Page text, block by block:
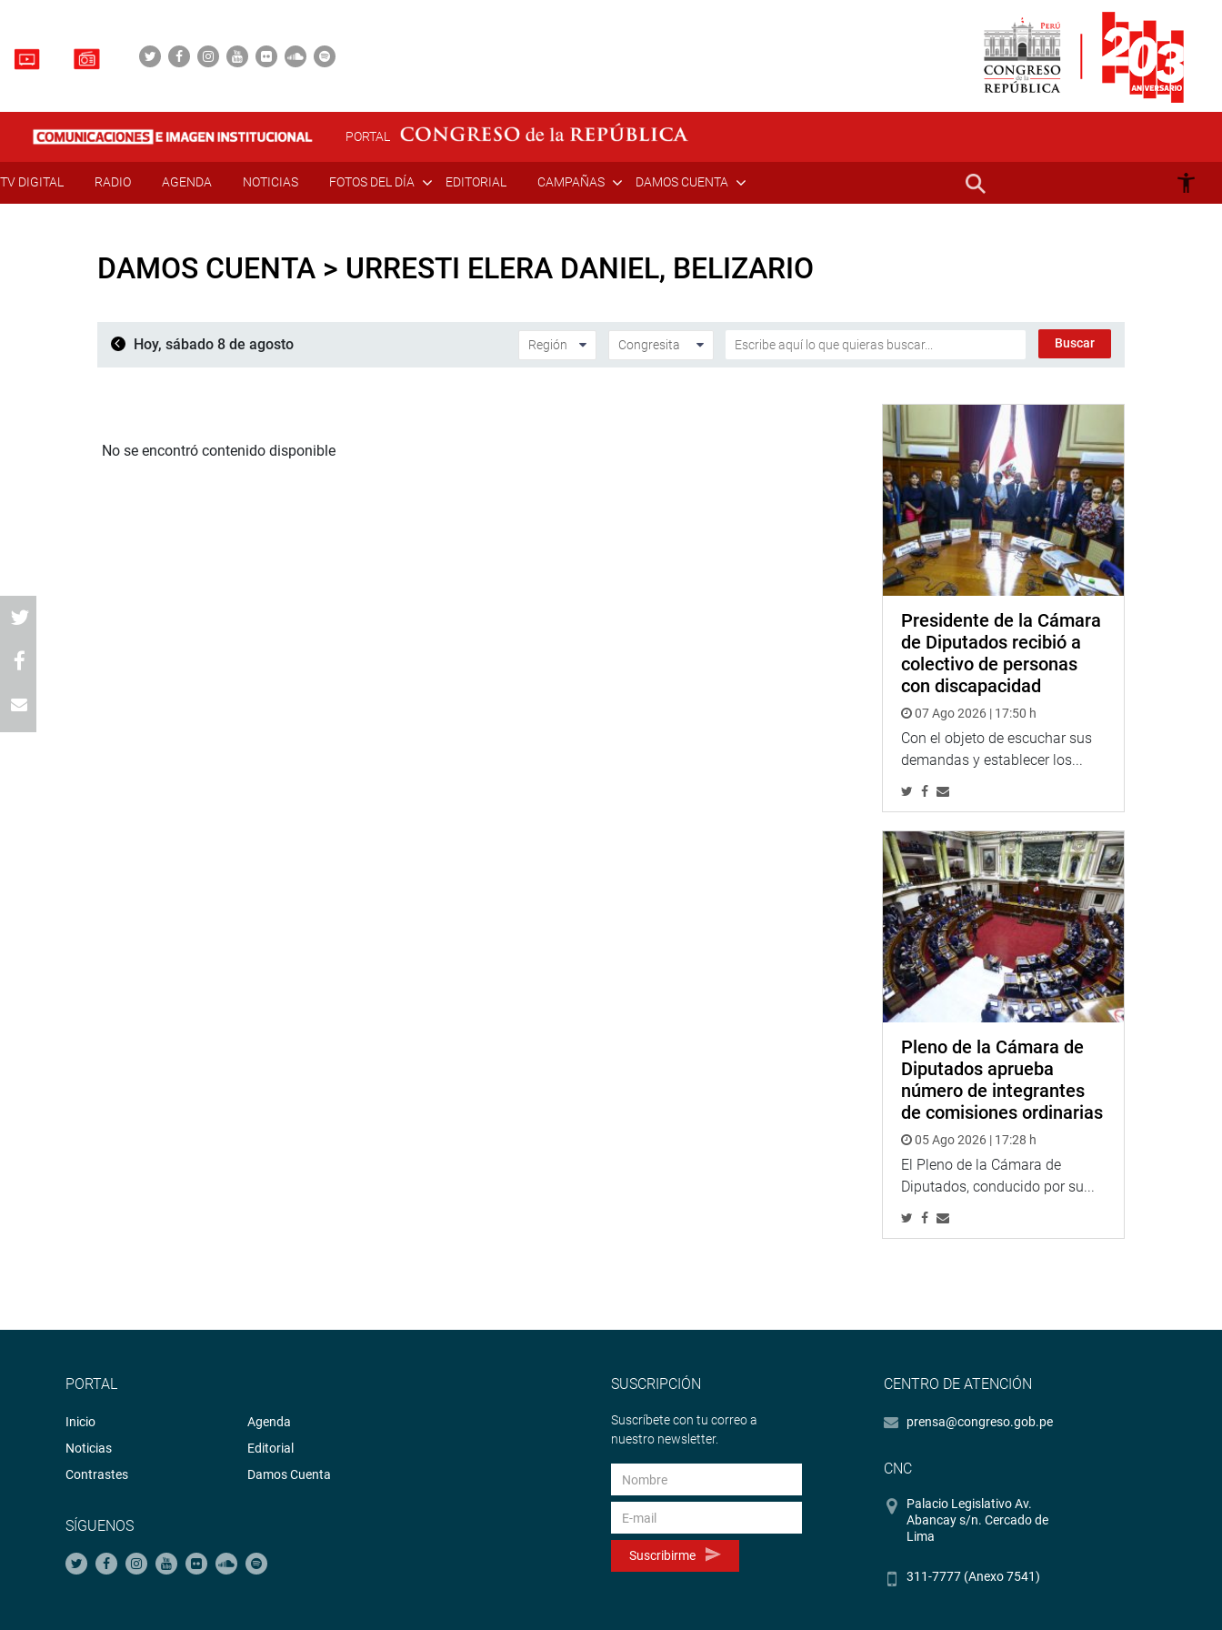
PORTAL
TV DIGITAL RADIO AGENDA NOTICIAS FOTOS DEL DÍA EDITORIAL CAMPAÑAS DAMOS CUENTA
DAMOS CUENTA > URRESTI ELERA DANIEL, BELIZARIO
Hoy, sábado 8 de agosto
No se encontró contenido disponible
Presidente de la Cámara
de Diputados recibió a
colectivo de personas
con discapacidad
07 Ago 2026 | 17:50 h
Con el objeto de escuchar sus
demandas y establecer los...
Pleno de la Cámara de
Diputados aprueba
número de integrantes
de comisiones ordinarias
05 Ago 2026 | 17:28 h
El Pleno de la Cámara de
Diputados, conducido por su...
PORTAL
Inicio
Noticias
Contrastes
Agenda
Editorial
Damos Cuenta
SÍGUENOS
SUSCRIPCIÓN
Suscríbete con tu correo a
nuestro newsletter.
Suscribirme
CENTRO DE ATENCIÓN
prensa@congreso.gob.pe
CNC
Palacio Legislativo Av.
Abancay s/n. Cercado de
Lima
311-7777 (Anexo 7541)